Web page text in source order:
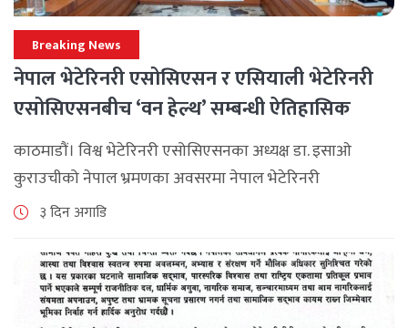
Breaking News
नेपाल भेटेरिनरी एसोसिएसन र एसियाली भेटेरिनरी
एसोसिएसनबीच ‘वन हेल्थ’ सम्बन्धी ऐतिहासिक
समझदारी
काठमाडौं। विश्व भेटेरिनरी एसोसिएसनका अध्यक्ष डा. इसाओ
कुराउचीको नेपाल भ्रमणका अवसरमा नेपाल भेटेरिनरी
एसोसिएसनले अन्तर्राष्ट्रिय सहकार्यलाई नयाँ उचाइमा पुर्‍याउँदै
जनाएको छ। भ्रमणका क्रममा विश्व [...]
३ दिन अगाडि